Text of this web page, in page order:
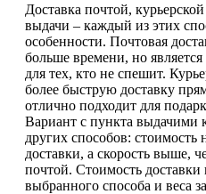
Доставка почтой,
выдачи – каждый из этих
особенности. Почтовая
больше времени, но
для тех, кто не спешит.
более быструю доставку
отлично подходит для
Вариант с пункта выдачими
других способов: стоимость
доставки, а скорость выше,
почтой. Стоимость
выбранного способа и веса